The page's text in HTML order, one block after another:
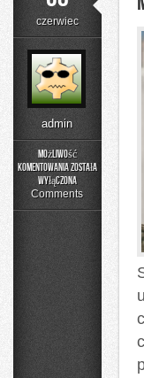
czerwiec
admin
Możliwość
komentowania
Catering
została
wyłączona
Comments